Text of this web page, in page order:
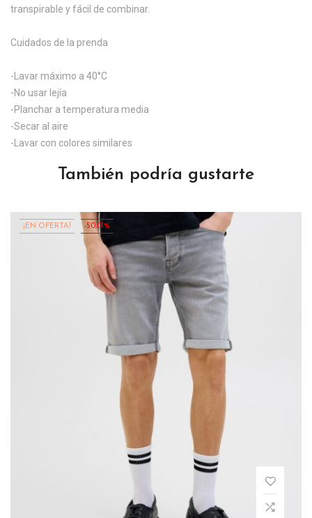
transpirable y fácil de combinar.
Cuidados de la prenda
-Lavar máximo a 40°C
-No usar lejía
-Planchar a temperatura media
-Secar al aire
-Lavar con colores similares
También podría gustarte
¡EN OFERTA! -50,01%